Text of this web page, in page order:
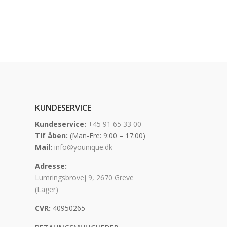
KUNDESERVICE
Kundeservice: +45 91 65 33 00
Tlf åben: (Man-Fre: 9:00 – 17:00)
Mail: info@younique.dk
Adresse:
Lumringsbrovej 9, 2670 Greve
(Lager)
CVR: 40950265